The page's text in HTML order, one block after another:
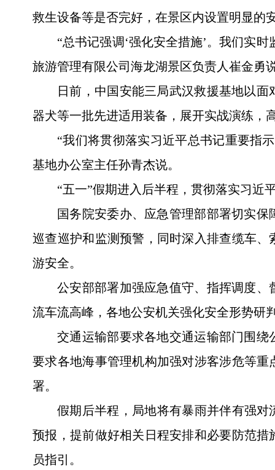
救生设备等是否完好，在景区内设置明显的
“总书记强调‘强化安全措施’。我们实
旅游管理有限公司海龙湖景区负责人崔金勇
日前，中国安能三局武汉救援基地以
器犬等一批先进适用装备，展开实战演练，
“我们将贯彻落实习近平总书记重要指
基地办公室主任孙青杰说。
“五一”假期进入后半程，贯彻落实习
国务院安委办、应急管理部部署切实
巡查巡护和监测预警，同时深入排查缆车
游安全。
公安部部署加强应急值守、指挥调度
流车流高峰，各地公安机关强化安全形势研
交通运输部要求各地交通运输部门围
要求各地海事管理机构加强对涉客涉危等
署。
假期后半程，局地将有暴雨并伴有强
预报，提前做好相关日程安排和必要防范
员指引。